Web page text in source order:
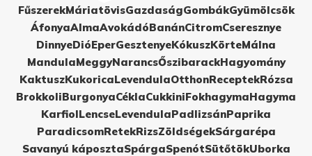
FűszerekMáriatövisGazdaságGombákGyümölcsök
ÁfonyaAlmaAvokádóBanánCitromCseresznye
DinnyeDióEperGesztenyeKókuszKörteMálna
MandulaMeggyNarancsŐszibarackHagyomány
KaktuszKukoricaLevendulaOtthonReceptekRózsa
BrokkoliBurgonyaCéklaCukkiniFokhagymaHagyma
KarfiolLencseLevendulaPadlizsánPaprika
ParadicsomRetekRizsZöldségekSárgarépa
Savanyú káposztaSpárgaSpenótSütőtökUborka